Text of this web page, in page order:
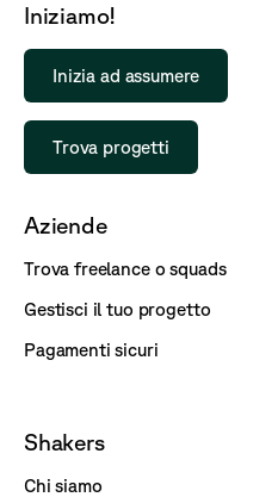
Iniziamo!
Inizia ad assumere
Trova progetti
Aziende
Trova freelance o squads
Gestisci il tuo progetto
Pagamenti sicuri
Shakers
Chi siamo